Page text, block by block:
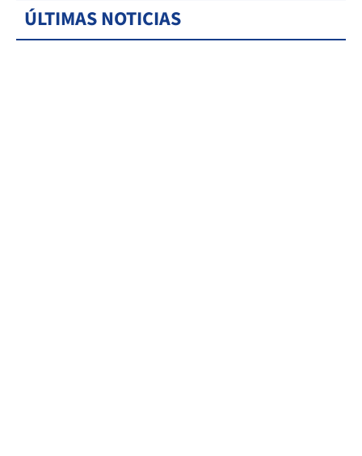
ÚLTIMAS NOTICIAS